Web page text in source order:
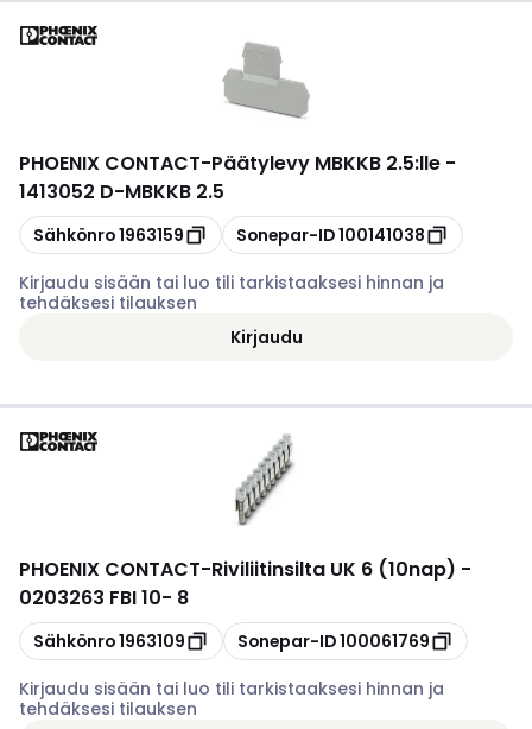
PHOENIX CONTACT-Päätylevy MBKKB 2.5:lle -
1413052 D-MBKKB 2.5
Kopioi
Sähkönro1963159 Kopioi
Sonepar-ID100141038
Kirjaudu sisään tai luo tili tarkistaaksesi hinnan ja
tehdäksesi tilauksen
Kirjaudu
PHOENIX CONTACT-Riviliitinsilta UK 6 (10nap) -
0203263 FBI 10- 8
Kopioi
Sähkönro1963109 Kopioi
Sonepar-ID100061769
Kirjaudu sisään tai luo tili tarkistaaksesi hinnan ja
tehdäksesi tilauksen